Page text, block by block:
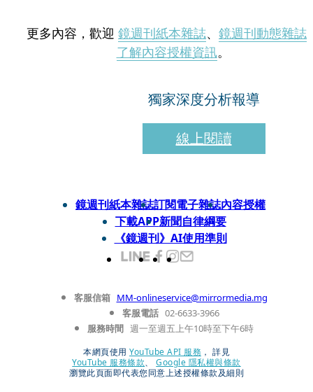
更多內容，歡迎 鏡週刊紙本雜誌、 鏡週刊動態雜誌
了解內容授權資訊。
獨家深度分析報導
線上閱讀
鏡週刊紙本雜誌訂閱電子雜誌內容授權
下載APP新聞自律綱要
《鏡週刊》AI使用準則
客服信箱 MM-onlineservice@mirrormedia.mg
客服電話 02-6633-3966
服務時間 週一至週五上午10時至下午6時
本網頁使用 YouTube API 服務 ， 詳見
YouTube 服務條款、
Google 隱私權與條款
瀏覽此頁面即代表您同意上述授權條款及細則